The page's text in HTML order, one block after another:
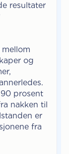
resultater
mellom
og
prosent
nakken til
er
fra